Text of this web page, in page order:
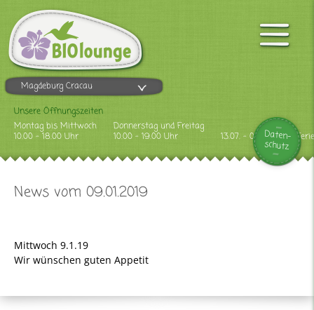
Magdeburg Cracau
Unsere Öffnungszeiten
Montag bis Mittwoch
10.00 - 18.00 Uhr
Donnerstag und Freitag
10.00 - 19.00 Uhr
13.07. - 09.08.2026
Daten-
schutz
News vom 09.01.2019
Mittwoch 9.1.19
Wir wünschen guten Appetit